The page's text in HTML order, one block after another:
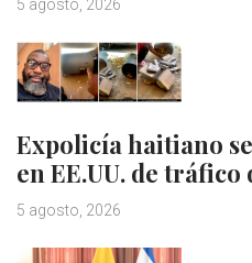
5 agosto, 2026
Expolicía haitiano
en EE.UU. de
5 agosto, 2026